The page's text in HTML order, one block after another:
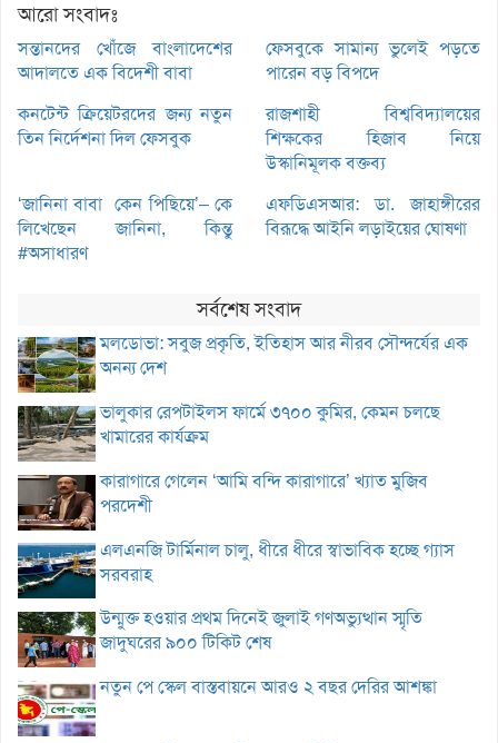
আরো সংবাদঃ
সন্তানদের খোঁজে বাংলাদেশের
আদালতে এক বিদেশী বাবা
ফেসবুকে সামান্য ভুলেই পড়তে
পারেন বড় বিপদে
কনটেন্ট ক্রিয়েটরদের জন্য নতুন
তিন নির্দেশনা দিল ফেসবুক
রাজশাহী বিশ্ববিদ্যালয়ের
শিক্ষকের হিজাব নিয়ে
উস্কানিমূলক বক্তব্য
‘জানিনা বাবা কেন পিছিয়ে’– কে
লিখেছেন জানিনা, কিন্তু
#অসাধারণ
এফডিএসআর: ডা. জাহাঙ্গীরের
বিরূদ্ধে আইনি লড়াইয়ের ঘোষণা
সর্বশেষ সংবাদ
মলডোভা: সবুজ প্রকৃতি, ইতিহাস আর নীরব সৌন্দর্যের এক
অনন্য দেশ
ভালুকার রেপটাইলস ফার্মে ৩৭০০ কুমির, কেমন চলছে
খামারের কার্যক্রম
কারাগারে গেলেন ‘আমি বন্দি কারাগারে’ খ্যাত মুজিব
পরদেশী
এলএনজি টার্মিনাল চালু, ধীরে ধীরে স্বাভাবিক হচ্ছে গ্যাস
সরবরাহ
উন্মুক্ত হওয়ার প্রথম দিনেই জুলাই গণঅভ্যুত্থান স্মৃতি
জাদুঘরের ৯০০ টিকিট শেষ
নতুন পে স্কেল বাস্তবায়নে আরও ২ বছর দেরির আশঙ্কা